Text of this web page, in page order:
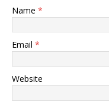
Name *
Email *
Website